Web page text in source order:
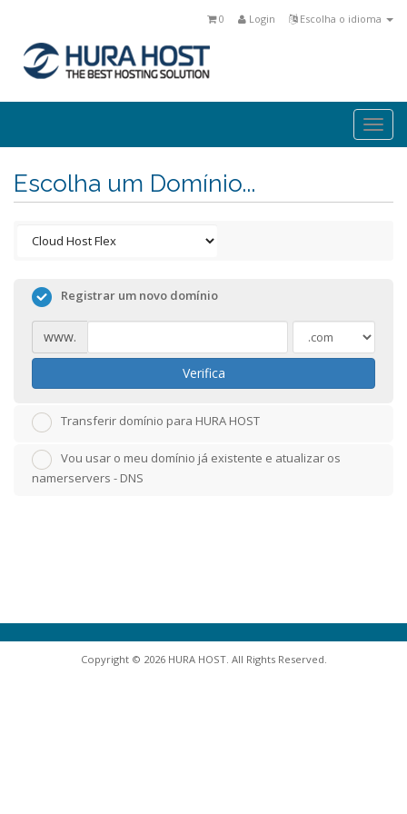
Escolha o idioma
Login
0
Escolha um Domínio...
Registrar um novo domínio
www.
Verifica
Transferir domínio para HURA HOST
Vou usar o meu domínio já existente e atualizar os
namerservers - DNS
Copyright © 2026 HURA HOST. All Rights Reserved.